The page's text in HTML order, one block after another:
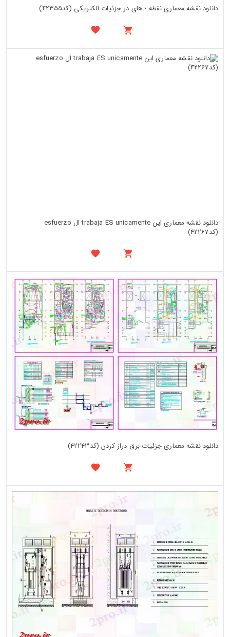
دانلود نقشه معماری نقطه ¬های در جزئیات الکتریکی (کد42355)
دانلود نقشه معماری این trabaja ES unicamente ال esfuerzo
(کد42267)
دانلود نقشه معماری جزئیات برق دراز کردن (کد42243)